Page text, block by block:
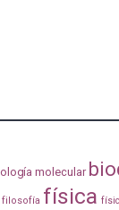
molecular
filosofía física